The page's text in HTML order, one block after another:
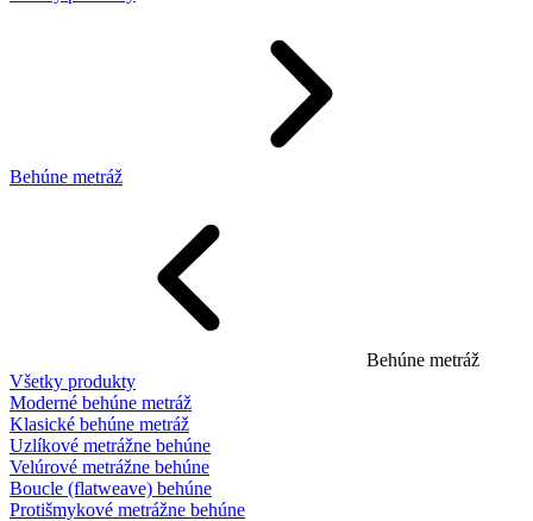
Behúne metráž
Behúne metráž
Všetky produkty
Moderné behúne metráž
Klasické behúne metráž
Uzlíkové metrážne behúne
Velúrové metrážne behúne
Boucle (flatweave) behúne
Protišmykové metrážne behúne